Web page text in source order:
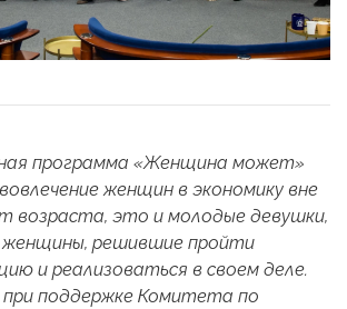
программа «Женщина может»
женщин в экономику вне
возраста, это и молодые девушки,
женщины, решившие пройти
и реализоваться в своем деле.
поддержке Комитета по